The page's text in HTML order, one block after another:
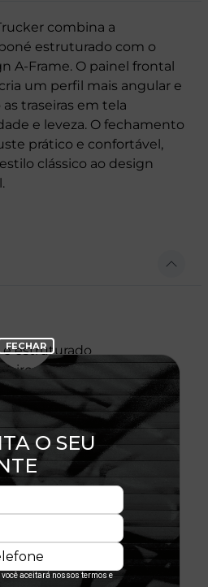
combina a
estruturado com o
A-Frame. O painel frontal
um perfil mais angular e
traseiras em tela
e leveza. O fechamento
prático e confortável,
clássico ao design
e estruturado
em mesh
esquerdo